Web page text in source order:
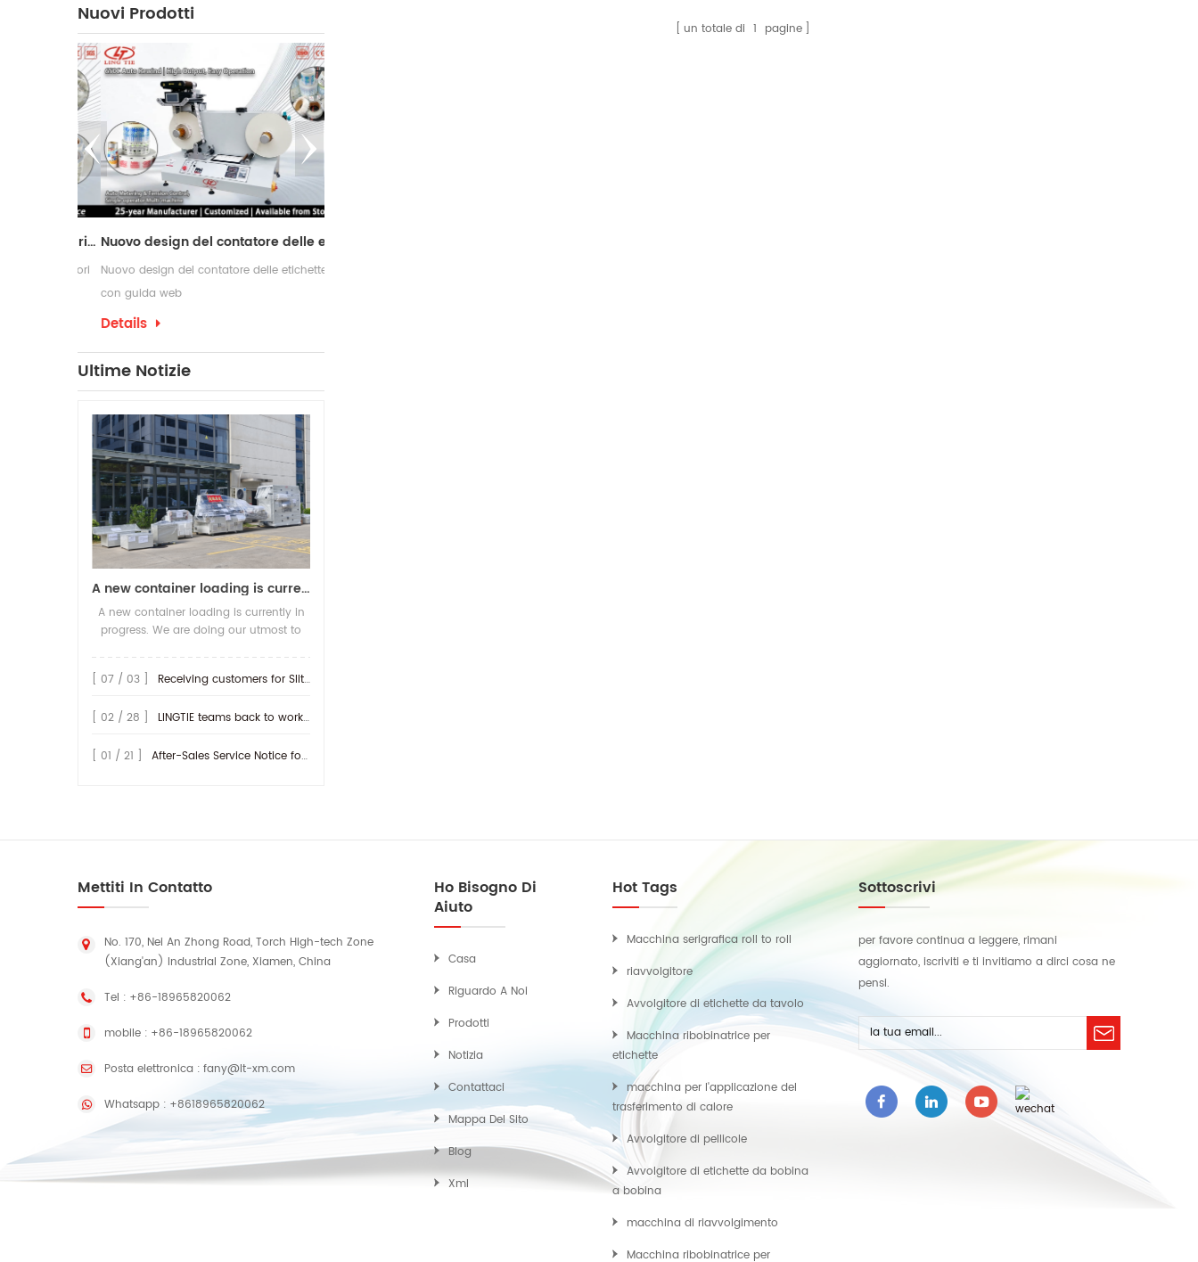
Nuovi Prodotti
Nuovo design del contatore delle etichette con guida web
Nuovo design del contatore delle etichette
con guida web
Details
Ultime Notizie
A new container loading is currently in progress.
A new container loading is currently in
progress. We are doing our utmost to
earliest possible time.
[ 07 / 03 ] Receiving customers for Slitting machine with differential Slip Shaft
[ 02 / 28 ] LINGTIE teams back to work at Feb.25th.
[ 01 / 21 ] After-Sales Service Notice for Turkey Region
un totale di 1 pagine
Mettiti In Contatto
No. 170, Nei An Zhong Road, Torch High-tech Zone
(Xiang'an) Industrial Zone, Xiamen, China
Tel : +86-18965820062
mobile : +86-18965820062
Posta elettronica : fany@lt-xm.com
Whatsapp : +8618965820062
Ho Bisogno Di
Aiuto
Casa
Riguardo A Noi
Prodotti
Notizia
Contattaci
Mappa Del Sito
Blog
Xml
Hot Tags
Macchina serigrafica roll to roll
riavvolgitore
Avvolgitore di etichette da tavolo
Macchina ribobinatrice per
etichette
macchina per l'applicazione del
trasferimento di calore
Avvolgitore di pellicole
Avvolgitore di etichette da bobina
a bobina
macchina di riavvolgimento
Macchina ribobinatrice per
Sottoscrivi
per favore continua a leggere, rimani
aggiornato, iscriviti e ti invitiamo a dirci cosa ne
pensi.